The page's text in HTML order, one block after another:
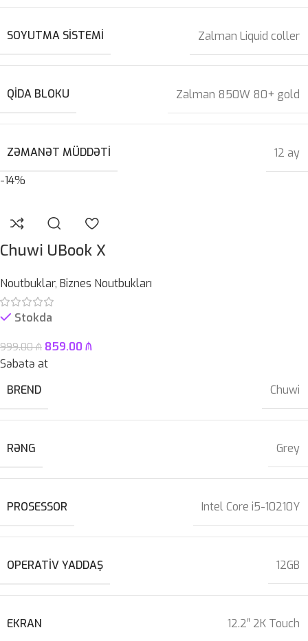
SOYUTMA SISTEMI Zalman Liquid coller
QIDA BLOKU Zalman 850W 80+ gold
ZƏMANƏT MÜDDƏTI
12 ay
-14%
Chuwi UBook X
Noutbuklar, Biznes Noutbukları
Stokda
999.00₼ 859.00 ₼
Səbətə at
BREND
Chuwi
RƏNG Grey
PROSESSOR Intel Core i5-10210Y
OPERATIV YADDAŞ 12GB
EKRAN 12.2″ 2K Touch